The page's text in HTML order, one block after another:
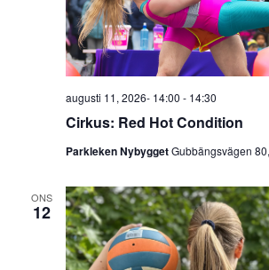
Cirkus: Red Hot Condition
augusti 11, 2026- 14:00 - 14:30
Parkleken NybyggetGubbängsvägen
ONS
12